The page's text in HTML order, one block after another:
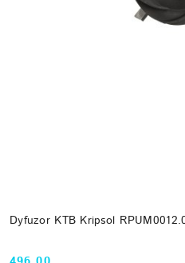
Dyfuzor KTB Kripsol